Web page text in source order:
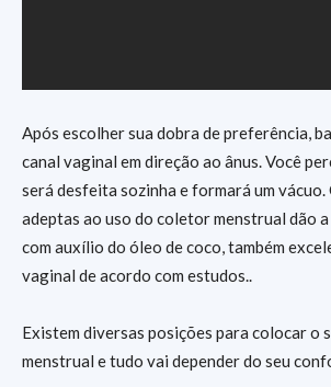
Após escolher sua dobra de preferência,
canal vaginal em direção ao ânus. Você
será desfeita sozinha e formará um
adeptas ao uso do coletor menstrual dão
com auxílio do óleo de coco, também
vaginal de acordo com estudos..
Existem diversas posições para colocar o
menstrual e tudo vai depender do seu